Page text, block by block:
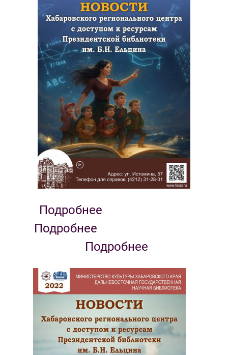
Подробнее
Подробнее
Подробнее